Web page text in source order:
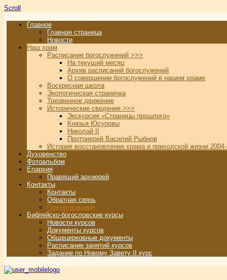
Scroll
Главное
Главная страница
Новости
Наш храм
Расписание богослужений >>>
На текущий месяц
Архив расписаний богослужений
О совершении богослужений в нашем храме
Воскресная школа
Экологическая страничка
Трезвенное движение
Исторические сведения >>>
Экскурсия «Страницы прошлого»
Князья Юсуповы
Николай II
Протоиерей Василий Рыбнов
История восстановления храма и приходской жизни
Духовенство
Фотоальбом
Епархия
Правящий архиерей
Контакты
Контакты
Обратная связь
Пожертвования
Библейско-богословские курсы
Новости курсов
Документы курсов
Общецерковные документы
Расписание занятий курсов
Задание по Новому Завету II курс